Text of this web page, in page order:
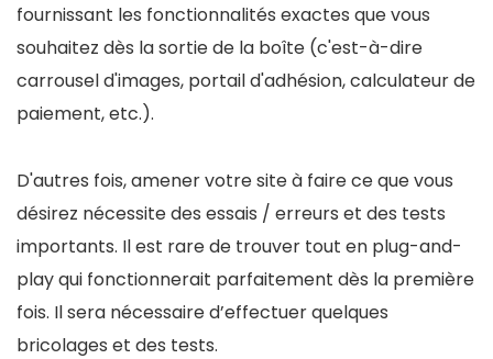
fournissant les fonctionnalités exactes que vous
souhaitez dès la sortie de la boîte (c'est-à-dire
carrousel d'images, portail d'adhésion, calculateur de
paiement, etc.).
D'autres fois, amener votre site à faire ce que vous
désirez nécessite des essais / erreurs et des tests
importants. Il est rare de trouver tout en plug-and-
play qui fonctionnerait parfaitement dès la première
fois. Il sera nécessaire d’effectuer quelques
bricolages et des tests.